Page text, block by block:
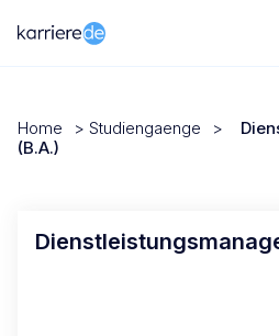
Home > Studiengaenge >
(B.A.)